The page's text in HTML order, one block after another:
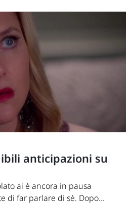
anticipazioni su
ai è ancora in pausa
di far parlare di sè. Dopo...